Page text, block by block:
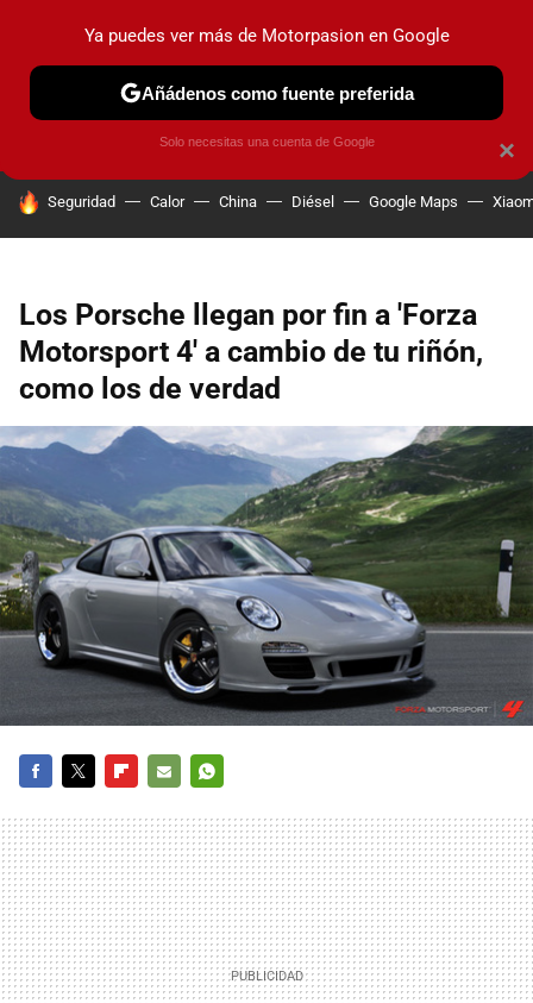
PRUEBAS COCHES ELÉCTRICOS OBSERVATORIO
HOY SE HABLA DE
Seguridad Calor China Diésel Google Maps
Los Porsche llegan por fin a 'Forza
Motorsport 4' a cambio de tu riñón,
como los de verdad
MAIL
×
Ya puedes ver más de Motorpasion en Google
Añádenos como fuente preferida
Solo necesitas una cuenta de Google